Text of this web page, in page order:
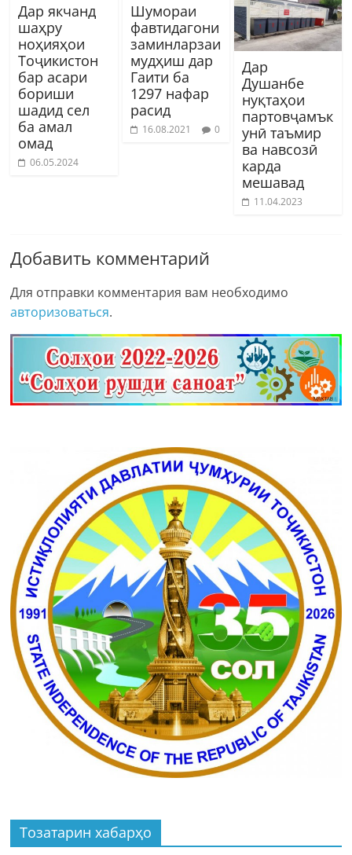
Дар якчанд
шаҳру
ноҳияҳои
Тоҷикистон
бар асари
бориши
шадид сел
ба амал
омад
06.05.2024
Шумораи
фавтидагони
заминларзаи
мудҳиш дар
Гаити ба
1297 нафар
расид
16.08.2021 0
Дар
Душанбе
нуқтаҳои
партовҷамък
унӣ таъмир
ва навсозӣ
карда
мешавад
11.04.2023
Добавить комментарий
Для отправки комментария вам необходимо
авторизоваться.
Тозатарин хабарҳо